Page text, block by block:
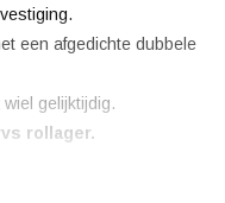
een afgedichte dubbele
gelijktijdig.
rollager.